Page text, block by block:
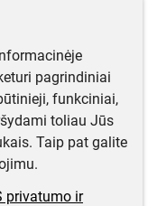
pagrindiniai
funkciniai,
toliau Jūs
Taip pat galite
privatumo ir